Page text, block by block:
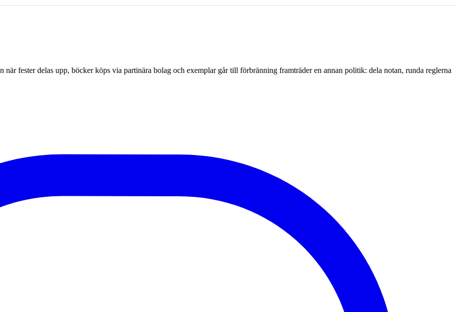
när fester delas upp, böcker köps via partinära bolag och exemplar går till förbränning framträder en annan politik: dela notan, runda reglerna